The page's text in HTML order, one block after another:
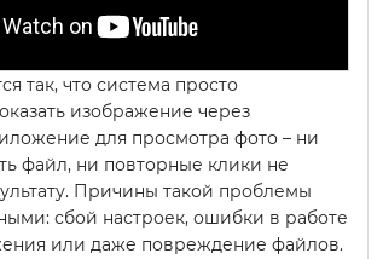
так, что система просто
изображение через
для просмотра фото – ни
файл, ни повторные клики не
Причины такой проблемы
сбой настроек, ошибки в работе
или даже повреждение файлов.